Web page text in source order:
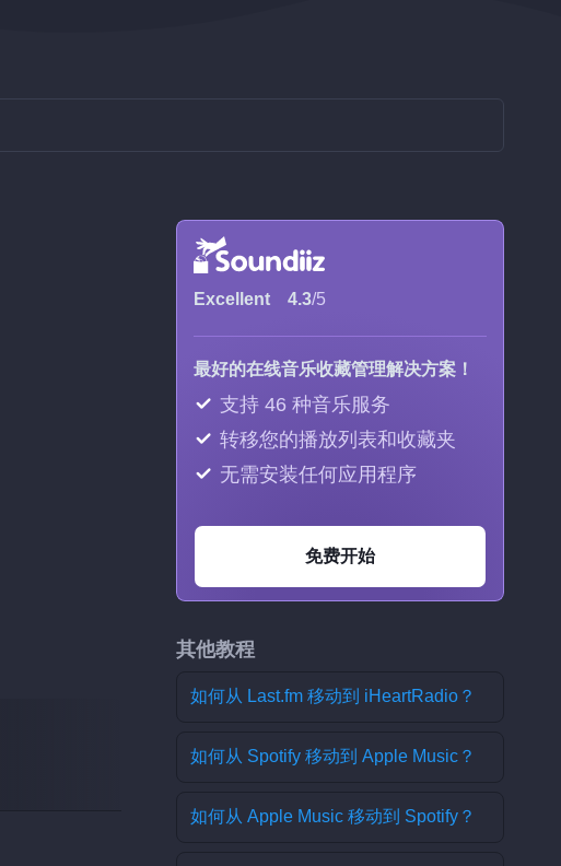
Excellent 4.3/5
最好的在线音乐收藏管理解决方案！
支持 46 种音乐服务
转移您的播放列表和收藏夹
无需安装任何应用程序
免费开始
其他教程
如何从 Last.fm 移动到 iHeartRadio？
如何从 Spotify 移动到 Apple Music？
如何从 Apple Music 移动到 Spotify？